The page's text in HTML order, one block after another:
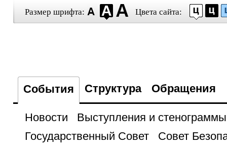
Размер шрифта: Цвета сайта:
События Структура Обращения
Новости
Выступления и стенограммы
Государственный Совет
Совет